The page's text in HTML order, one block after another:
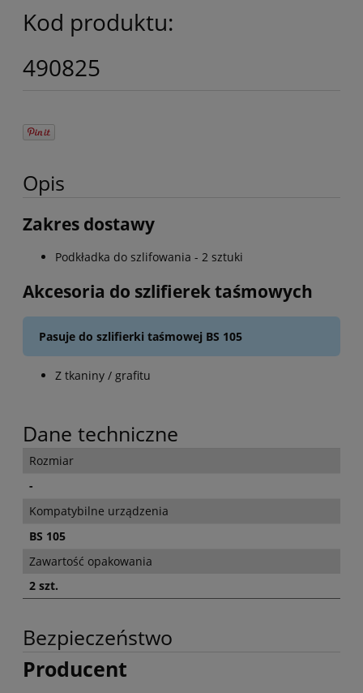
Kod produktu:
490825
Opis
Zakres dostawy
Podkładka do szlifowania - 2 sztuki
Akcesoria do szlifierek taśmowych
Pasuje do szlifierki taśmowej BS 105
Z tkaniny / grafitu
Dane techniczne
Rozmiar
-
Kompatybilne urządzenia
BS 105
Zawartość opakowania
2 szt.
Bezpieczeństwo
Producent